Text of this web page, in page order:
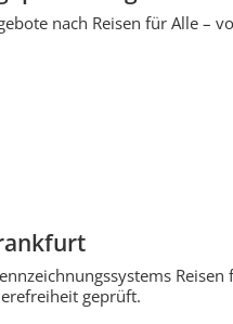
nach Reisen für Alle –
geprüft.